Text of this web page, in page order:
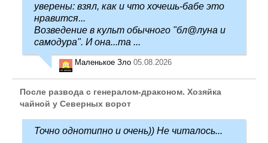
уверены: взял, как и что хочешь-бабе это
нравится...
Возведение в культ обычного "бл@луна и
самодура". И она...та ...
Маленькое Зло 05.08.2026
После развода с генералом-драконом. Хозяйка
чайной у Северных ворот
Точно однотипно и очень)) Не читалось...